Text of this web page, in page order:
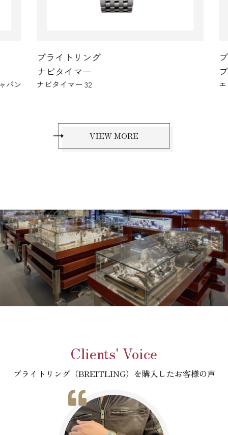
ン
ブライトリング
ナビタイマー
ナビタイマー 32 エ
VIEW MORE
Clients' Voice
ブライトリング（BREITLING）を購入したお客様の声